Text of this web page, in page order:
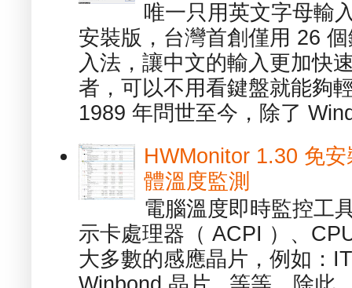
唯一只用英文字母輸
安裝版，台灣首創僅用 26
入法，讓中文的輸入更加快
者，可以不用看鍵盤就能夠
1989 年問世至今，除了
HWMonitor 1.30 免
體溫度監測
電腦溫度即時監控工
示卡處理器（ ACPI ）、
大多數的感應晶片，例如：